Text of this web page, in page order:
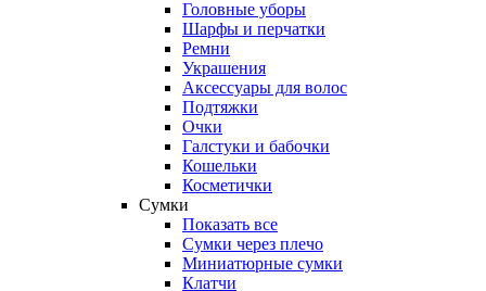
Головные уборы
Шарфы и перчатки
Ремни
Украшения
Аксессуары для волос
Подтяжки
Очки
Галстуки и бабочки
Кошельки
Косметички
Сумки
Показать все
Сумки через плечо
Миниатюрные cумки
Клатчи